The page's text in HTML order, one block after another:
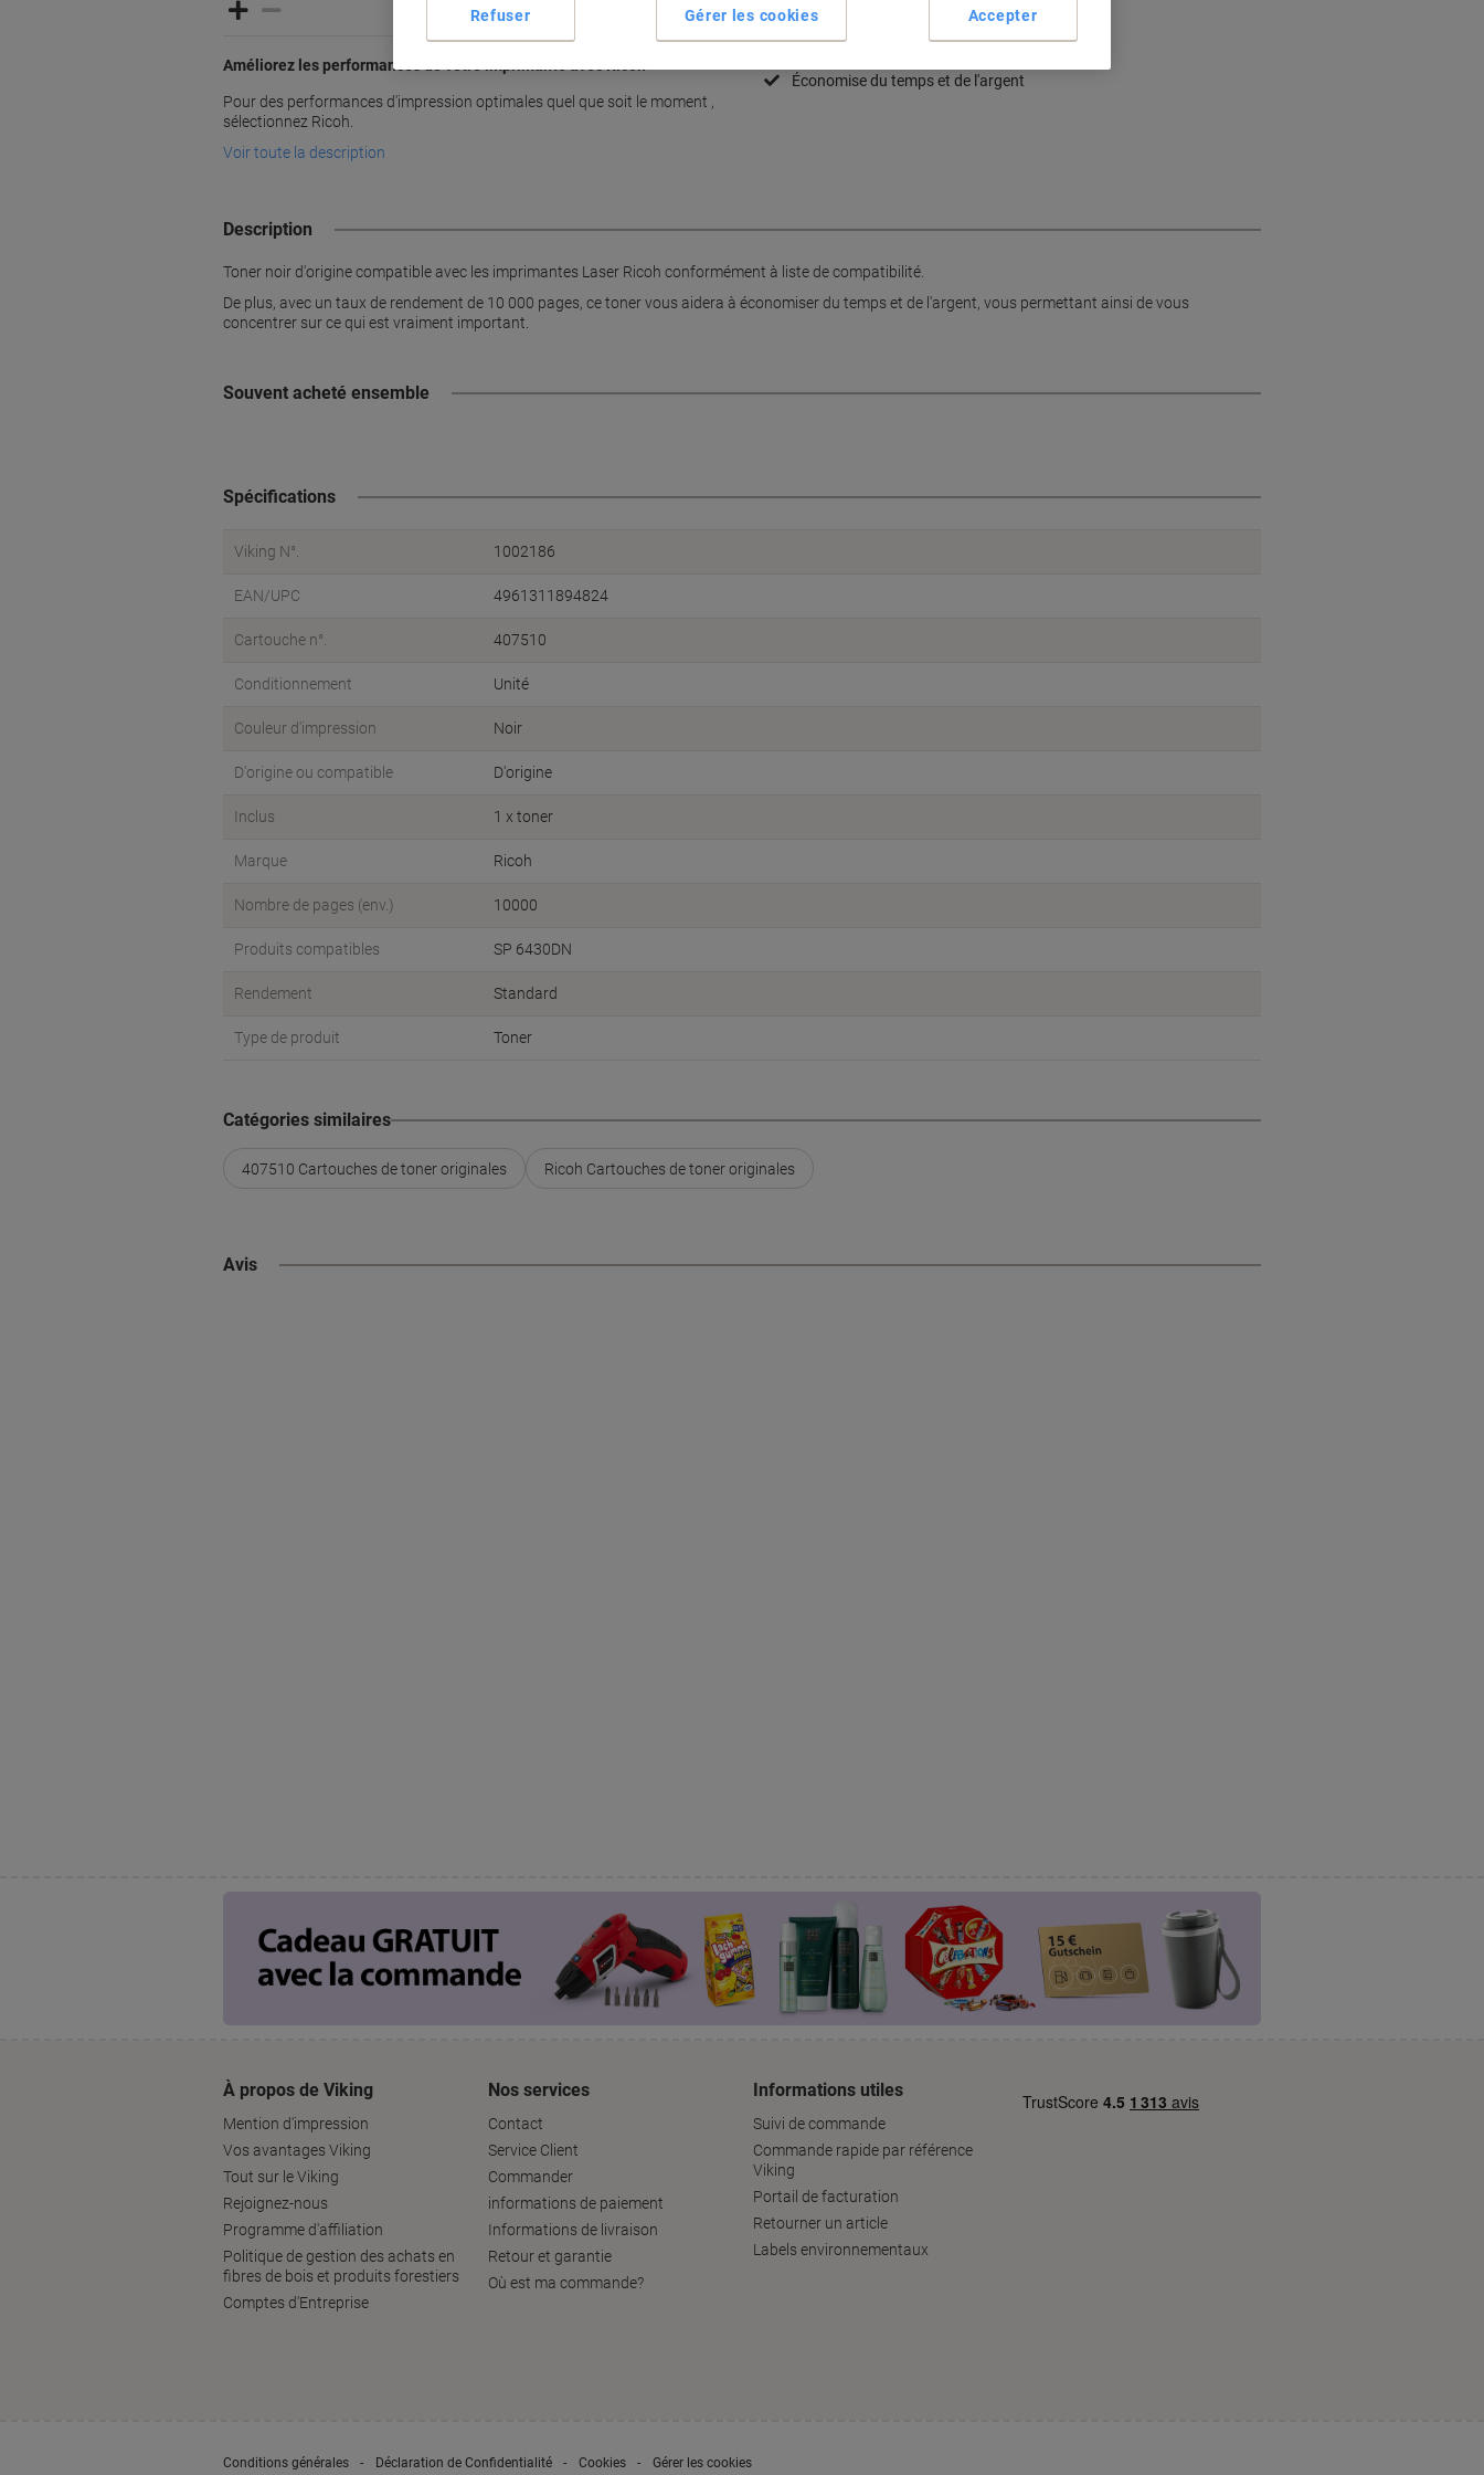
Améliorez les performances de votre imprimante avec Ricoh
Pour des performances d'impression optimales quel que soit le moment ,
sélectionnez Ricoh.
Voir toute la description
Spécifications clés
Économise du temps et de l'argent
Description
Toner noir d'origine compatible avec les imprimantes Laser Ricoh conformément à liste de compatibilité.
De plus, avec un taux de rendement de 10 000 pages, ce toner vous aidera à économiser du temps et de l'argent, vous permettant ainsi de vous
concentrer sur ce qui est vraiment important.
Souvent acheté ensemble
Spécifications
Viking N°. 1002186
EAN/UPC 4961311894824
Cartouche n°. 407510
Conditionnement Unité
Couleur d'impression Noir
D'origine ou compatible D'origine
Inclus 1 x toner
Marque Ricoh
Nombre de pages (env.) 10000
Produits compatibles SP 6430DN
Rendement Standard
Type de produit Toner
Catégories similaires
407510 Cartouches de toner originales Ricoh Cartouches de toner originales
Avis
À propos de Viking
Mention d'impression
Vos avantages Viking
Tout sur le Viking
Rejoignez-nous
Programme d'affiliation
Politique de gestion des achats en
fibres de bois et produits forestiers
Comptes d'Entreprise
Nos services
Contact
Service Client
Commander
informations de paiement
Informations de livraison
Retour et garantie
Où est ma commande?
Informations utiles
Suivi de commande
Commande rapide par référence
Viking
Portail de facturation
Retourner un article
Labels environnementaux
Conditions générales Déclaration de Confidentialité Cookies Gérer les cookies
Gérer les cookies
Refuser Accepter